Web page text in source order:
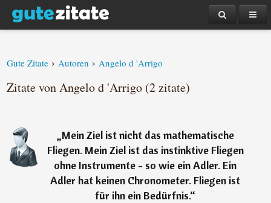
Gute Zitate › Autoren › Angelo d 'Arrigo
Zitate von Angelo d 'Arrigo (2 zitate)
„Mein Ziel ist nicht das mathematische
Fliegen. Mein Ziel ist das instinktive Fliegen
ohne Instrumente - so wie ein Adler. Ein
Adler hat keinen Chronometer. Fliegen ist
für ihn ein Bedürfnis.“